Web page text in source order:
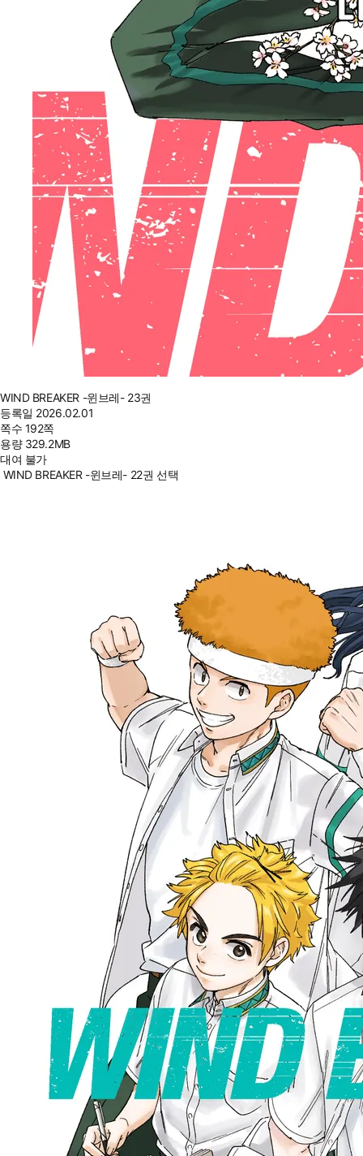
WIND BREAKER -윈브레- 23권
등록일 2026.02.01
쪽수 192쪽
용량 329.2MB
대여 불가
WIND BREAKER -윈브레- 22권 선택